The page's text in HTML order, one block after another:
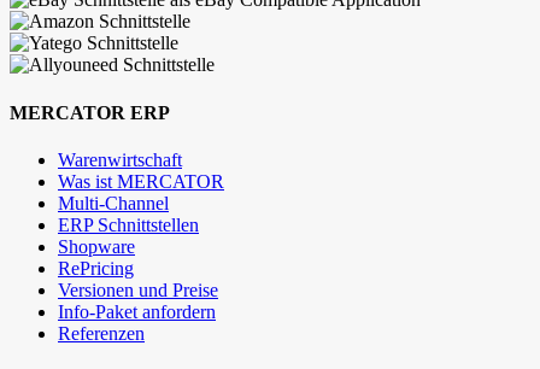
MERCATOR ERP
Warenwirtschaft
Was ist MERCATOR
Multi-Channel
ERP Schnittstellen
Shopware
RePricing
Versionen und Preise
Info-Paket anfordern
Referenzen